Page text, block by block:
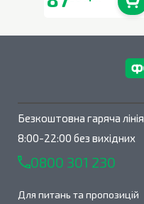
Безкоштовна гаряча лінія
8:00-22:00 без вихідних
0800 301 230
Для питань та пропозицій